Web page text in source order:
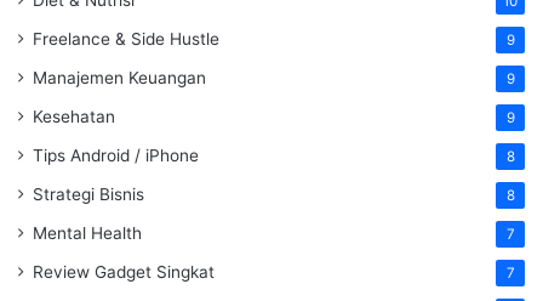
Freelance & Side Hustle 9
Manajemen Keuangan 9
Kesehatan 9
Tips Android / iPhone 8
Strategi Bisnis 8
Mental Health 7
Review Gadget Singkat 7